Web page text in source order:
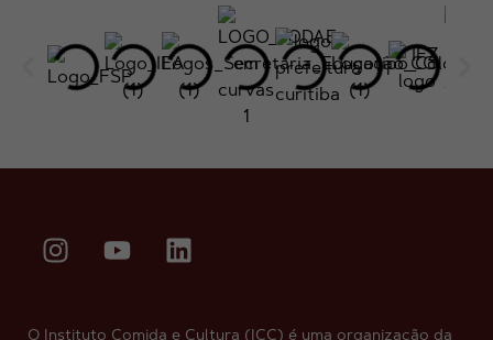
O Instituto Comida e Cultura (ICC) é uma organização da